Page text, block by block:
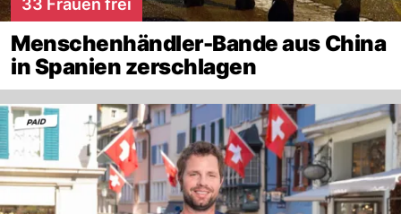
33 Frauen frei
Menschenhändler-Bande aus China
in Spanien zerschlagen